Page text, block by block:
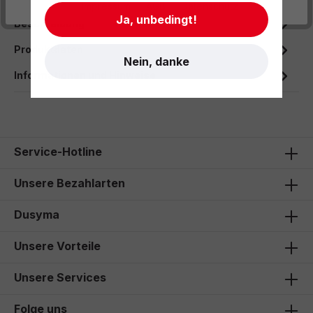
Beschreibung
Produktdaten
Informationen und Hinweise
Service-Hotline
Unsere Bezahlarten
Dusyma
Unsere Vorteile
Unsere Services
Folge uns
- Impressum - AGB - Datenschutz
Ja, unbedingt!
Nein, danke